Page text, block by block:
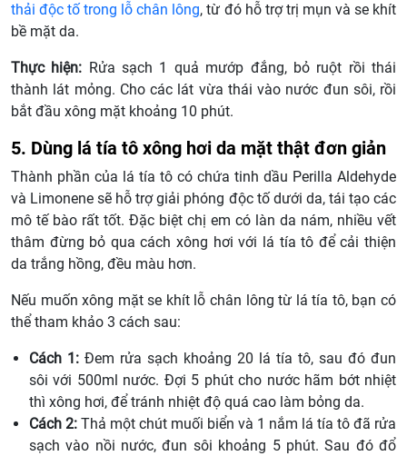
thải độc tố trong lỗ chân lông, từ đó hỗ trợ trị mụn và se khít
bề mặt da.
Thực hiện: Rửa sạch 1 quả mướp đắng, bỏ ruột rồi thái
thành lát mỏng. Cho các lát vừa thái vào nước đun sôi, rồi
bắt đầu xông mặt khoảng 10 phút.
5. Dùng lá tía tô xông hơi da mặt thật đơn giản
Thành phần của lá tía tô có chứa tinh dầu Perilla Aldehyde
và Limonene sẽ hỗ trợ giải phóng độc tố dưới da, tái tạo các
mô tế bào rất tốt. Đặc biệt chị em có làn da nám, nhiều vết
thâm đừng bỏ qua cách xông hơi với lá tía tô để cải thiện
da trắng hồng, đều màu hơn.
Nếu muốn xông mặt se khít lỗ chân lông từ lá tía tô, bạn có
thể tham khảo 3 cách sau:
Cách 1: Đem rửa sạch khoảng 20 lá tía tô, sau đó đun
sôi với 500ml nước. Đợi 5 phút cho nước hãm bớt nhiệt
thì xông hơi, để tránh nhiệt độ quá cao làm bỏng da.
Cách 2: Thả một chút muối biển và 1 nắm lá tía tô đã rửa
sạch vào nồi nước, đun sôi khoảng 5 phút. Sau đó đổ